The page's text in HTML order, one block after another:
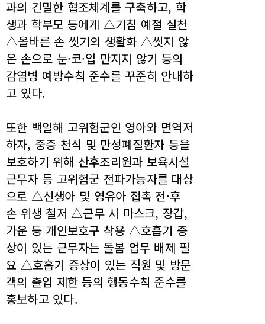
과의 긴밀한 협조체계를 구축하고, 학
생과 학부모 등에게 △기침 예절 실천
△올바른 손 씻기의 생활화 △씻지 않
은 손으로 눈·코·입 만지지 않기 등의
감염병 예방수칙 준수를 꾸준히 안내하
고 있다.
또한 백일해 고위험군인 영아와 면역저
하자, 중증 천식 및 만성폐질환자 등을
보호하기 위해 산후조리원과 보육시설
근무자 등 고위험군 전파가능자를 대상
으로 △신생아 및 영유아 접촉 전·후
손 위생 철저 △근무 시 마스크, 장갑,
가운 등 개인보호구 착용 △호흡기 증
상이 있는 근무자는 돌봄 업무 배제 필
요 △호흡기 증상이 있는 직원 및 방문
객의 출입 제한 등의 행동수칙 준수를
홍보하고 있다.